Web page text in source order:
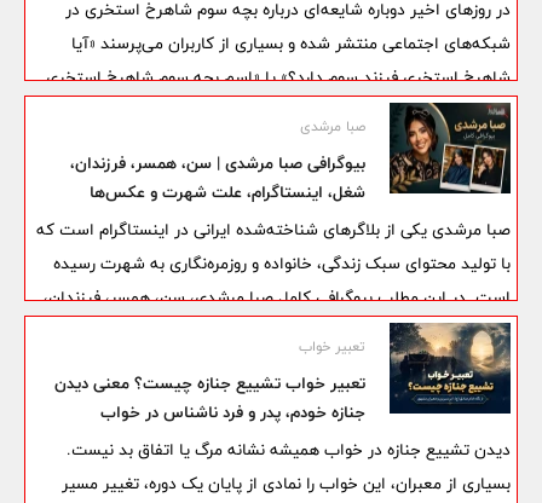
در روزهای اخیر دوباره شایعه‌ای درباره بچه سوم شاهرخ استخری در
شبکه‌های اجتماعی منتشر شده و بسیاری از کاربران می‌پرسند «آیا
شاهرخ استخری فرزند سوم دارد؟» یا «اسم بچه سوم شاهرخ استخری
چیست؟». در این گزارش، واقعیت این شایعه را بررسی می‌کنیم و به
این پرسش‌ها پاسخ می‌دهیم.
صبا مرشدی
بیوگرافی صبا مرشدی | سن، همسر، فرزندان،
شغل، اینستاگرام، علت شهرت و عکس‌ها
صبا مرشدی یکی از بلاگرهای شناخته‌شده ایرانی در اینستاگرام است که
با تولید محتوای سبک زندگی، خانواده و روزمره‌نگاری به شهرت رسیده
است. در این مطلب بیوگرافی کامل صبا مرشدی، سن، همسر، فرزندان،
شغل، فعالیت در اینستاگرام، علت شهرت و تصاویر او را مرور می‌کنیم.
تعبیر خواب
تعبیر خواب تشییع جنازه چیست؟ معنی دیدن
جنازه خودم، پدر و فرد ناشناس در خواب
دیدن تشییع جنازه در خواب همیشه نشانه مرگ یا اتفاق بد نیست.
بسیاری از معبران، این خواب را نمادی از پایان یک دوره، تغییر مسیر